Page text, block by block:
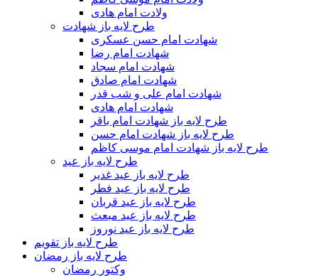
ولادت امام هادی
طرح لایه باز شهادت
شهادت امام حسن عسکری
شهادت امام رضا
شهادت امام سجاد
شهادت امام صادق
شهادت امام علی و شب قدر
شهادت امام هادی
طرح لایه باز شهادت امام باقر
طرح لایه باز شهادت امام حسن
طرح لایه باز شهادت امام موسی کاظم
طرح لایه باز عید
طرح لایه باز عید غدیر
طرح لایه باز عید فطر
طرح لایه باز عید قربان
طرح لایه باز عید مبعث
طرح لایه باز عید نوروز
طرح لایه باز تقویم
طرح لایه باز رمضان
وکتور رمضان